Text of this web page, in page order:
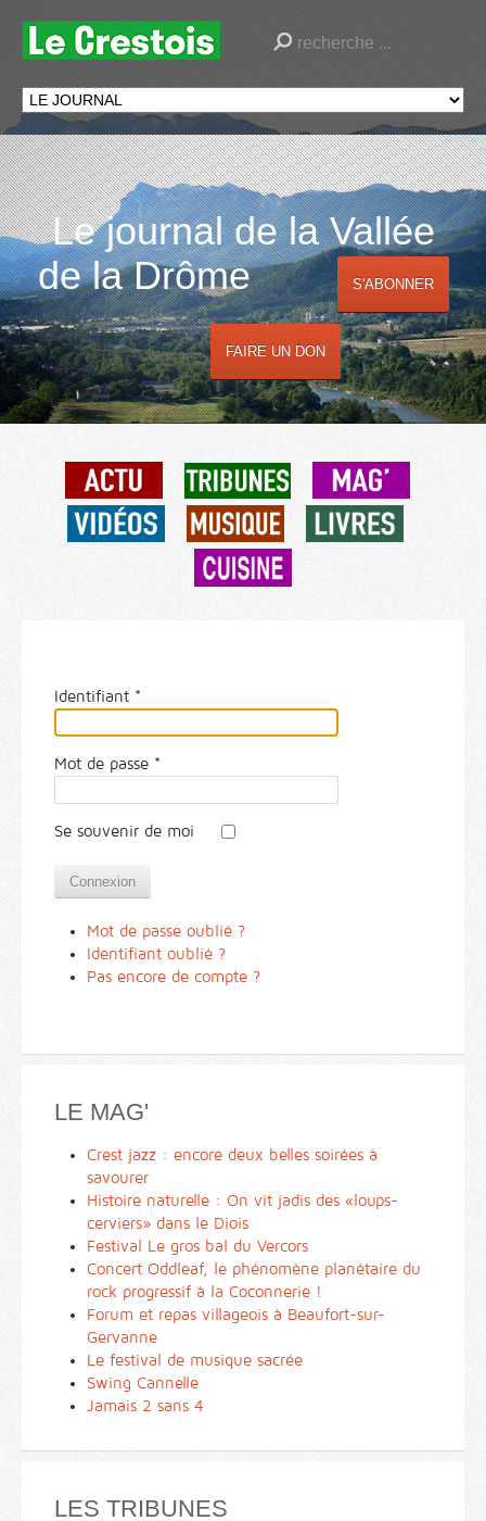
Le journal de la Vallée
de la Drôme
S'ABONNER
FAIRE UN DON
Identifiant *
Mot de passe *
Se souvenir de moi
Connexion
Mot de passe oublié ?
Identifiant oublié ?
Pas encore de compte ?
LE MAG'
Crest jazz : encore deux belles soirées à
savourer
Histoire naturelle : On vit jadis des «loups-
cerviers» dans le Diois
Festival Le gros bal du Vercors
Concert Oddleaf, le phénomène planétaire du
rock progressif à la Coconnerie !
Forum et repas villageois à Beaufort-sur-
Gervanne
Le festival de musique sacrée
Swing Cannelle
Jamais 2 sans 4
LES TRIBUNES